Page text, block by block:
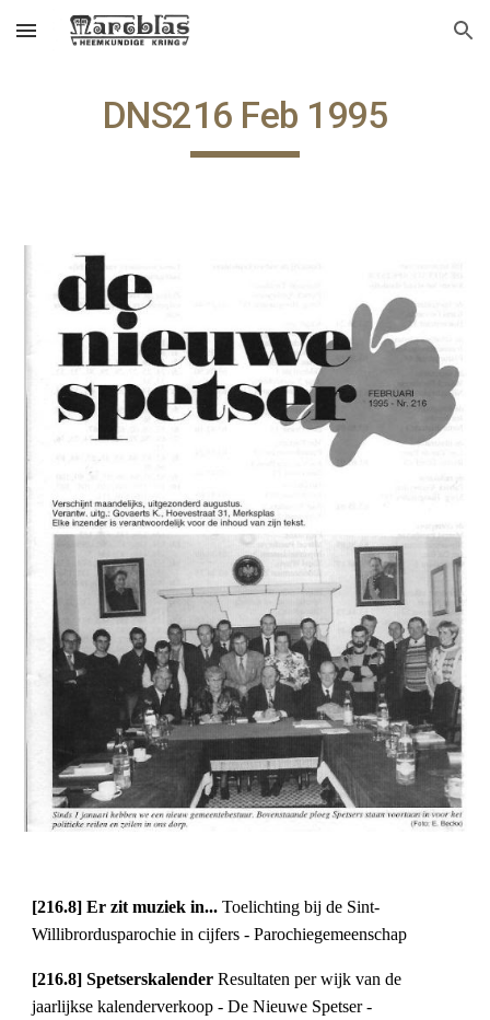
Skip to main content Skip to navigation
DNS216 Feb 1995
[216.8] Er zit muziek in... Toelichting bij de Sint-
Willibrordusparochie in cijfers - Parochiegemeenschap
[216.8] Spetserskalender Resultaten per wijk van de
jaarlijkse kalenderverkoop - De Nieuwe Spetser -